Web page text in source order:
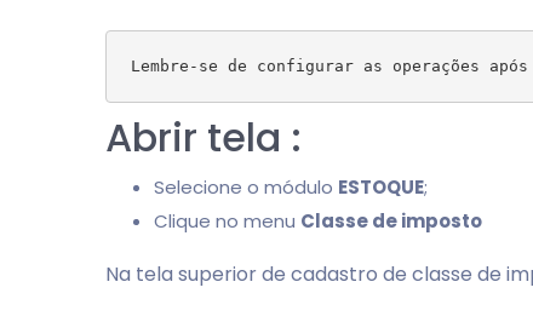
Abrir tela :
Selecione o módulo ESTOQUE;
Clique no menu Classe de imposto
Na tela superior de cadastro de classe de